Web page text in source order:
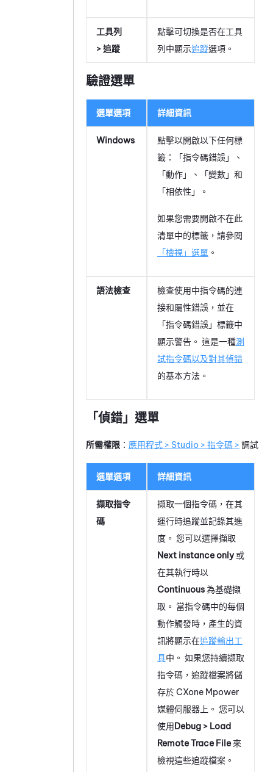
工具列
> 追蹤
點擊可切換是否在工具
列中顯示追蹤選項。
驗證選單
選單選項 詳細資訊
Windows
點擊以開啟以下任何標
籤：「指令碼錯誤」、
「動作」、「變數」和
「相依性」。
如果您需要開啟不在此
清單中的標籤，請參閱
「檢視」選單 。
語法檢查
檢查使用中指令碼的連
接和屬性錯誤，並在
「指令碼錯誤」標籤中
顯示警告。 這是一種測
試指令碼以及對其偵錯
的基本方法。
「偵錯」選單
所需權限 ： 應用程式 > Studio > 指令碼 > 調試
選單選項 詳細資訊
擷取指令
碼
擷取一個指令碼，在其
運行時追蹤並記錄其進
度。 您可以選擇擷取
Next instance only或
在其執行時以
Continuous為基礎擷
取。 當指令碼中的每個
動作觸發時，產生的資
訊將顯示在追蹤輸出工
具中。 如果您持續擷取
指令碼，追蹤檔案將儲
存於CXone Mpower
媒體伺服器上。 您可以
使用Debug > Load
Remote Trace File 來
檢視這些追蹤檔案。